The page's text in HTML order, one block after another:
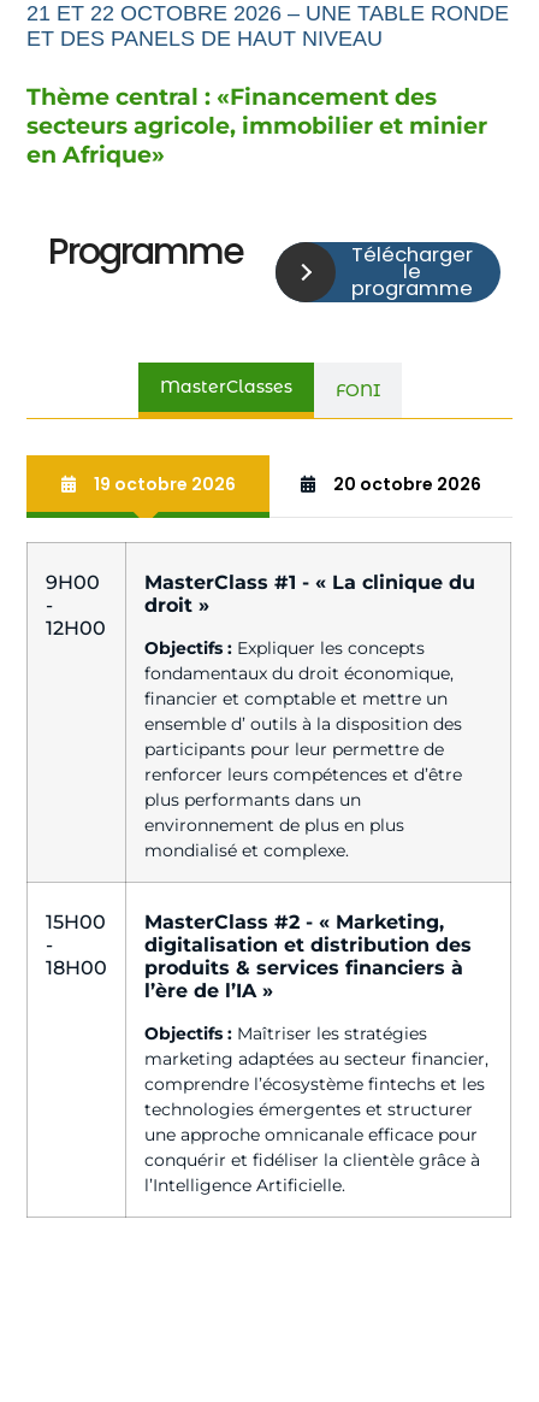
21 ET 22 OCTOBRE 2026 – UNE TABLE RONDE
ET DES PANELS DE HAUT NIVEAU
Thème central : «Financementdes
secteurs agricole, immobilier et minier
en Afrique»
Programme Télécharger
le
programme
MasterClasses FONI
19 octobre 2026 20 octobre 2026
9H00
-
12H00
MasterClass #1 - « La clinique du
droit »
Objectifs : Expliquer les concepts
fondamentaux du droit économique,
financier et comptable et mettre un
ensemble d’ outils à la disposition des
participants pour leur permettre de
renforcer leurs compétences et d’être
plus performants dans un
environnement de plus en plus
mondialisé et complexe.
15H00
-
18H00
MasterClass #2 - « Marketing,
digitalisation et distribution des
produits & services financiers à
l’ère de l’IA »
Objectifs : Maîtriser les stratégies
marketing adaptées au secteur financier,
comprendre l’écosystème fintechs et les
technologies émergentes et structurer
une approche omnicanale efficace pour
conquérir et fidéliser la clientèle grâce à
l’Intelligence Artificielle.